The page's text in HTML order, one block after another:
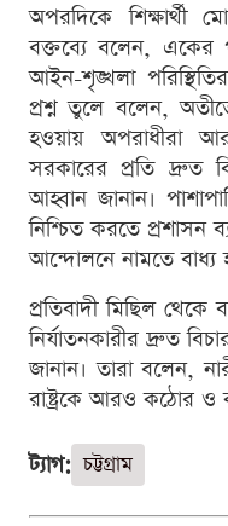
অপরদিকে
বক্তব্যে বলেন, একের
আইন-শৃঙ্খলা
প্রশ্ন তুলে বলেন,
হওয়ায় অপরাধীরা
সরকারের প্রতি দ্রুত
আহ্বান জানান।
নিশ্চিত করতে প্রশাসন
আন্দোলনে নামতে বাধ্য
প্রতিবাদী মিছিল থেকে
নির্যাতনকারীর দ্রুত
জানান। তারা বলেন,
রাষ্ট্রকে আরও কঠোর ও
ট্যাগ: চট্টগ্রাম